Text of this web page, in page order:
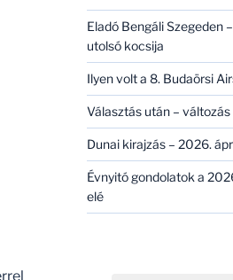
Eladó Bengáli Szegeden
utolsó kocsija
Ilyen volt a 8. Budaörsi
Választás után –
Dunai kirajzás – 2026.
Évnyitó gondolatok a
elé